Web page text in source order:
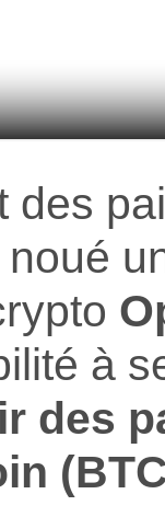
des
noué
à
des